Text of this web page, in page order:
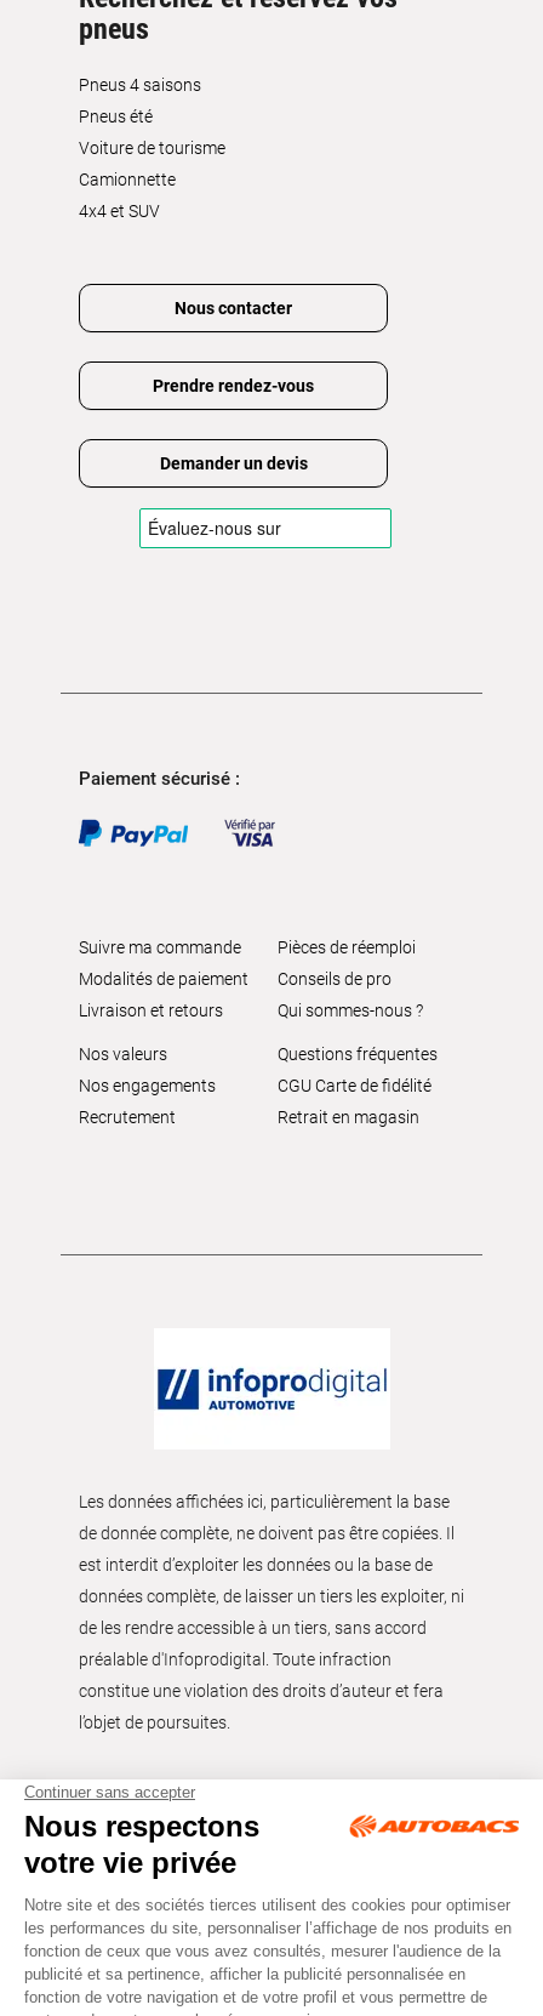
pneus
Pneus 4 saisons
Pneus été
Voiture de tourisme
Camionnette
4x4 et SUV
Nous contacter
Prendre rendez-vous
Demander un devis
Paiement sécurisé :
Suivre ma commande
Modalités de paiement
Livraison et retours
Pièces de réemploi
Conseils de pro
Qui sommes-nous ?
Nos valeurs
Nos engagements
Recrutement
Questions fréquentes
CGU Carte de fidélité
Retrait en magasin
Les données affichées ici, particulièrement la base
de donnée complète, ne doivent pas être copiées. Il
est interdit d’exploiter les données ou la base de
données complète, de laisser un tiers les exploiter, ni
de les rendre accessible à un tiers, sans accord
préalable d'Infoprodigital. Toute infraction
constitue une violation des droits d’auteur et fera
l’objet de poursuites.
Tous droits réservés © Autobacs